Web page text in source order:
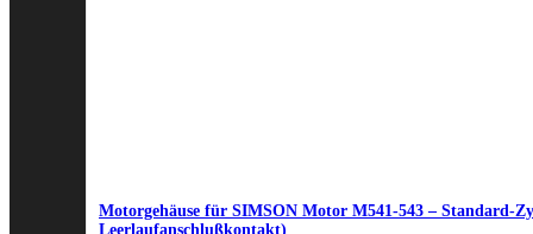
Motorgehäuse für SIMSON Motor M541-543 – Standard-
Leerlaufanschlußkontakt)